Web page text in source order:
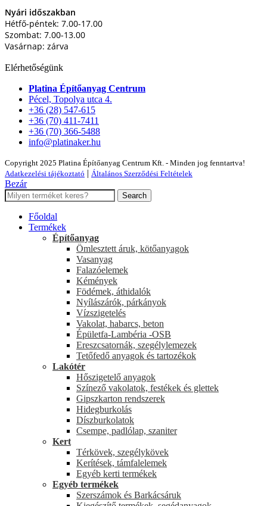
Nyári időszakban
Hétfő-péntek: 7.00-17.00
Szombat: 7.00-13.00
Vasárnap: zárva
Elérhetőségünk
Platina Építőanyag Centrum
Pécel, Topolya utca 4.
+36 (28) 547-615
+36 (70) 411-7411
+36 (70) 366-5488
info@platinaker.hu
Copyright 2025 Platina Építőanyag Centrum Kft. - Minden jog fenntartva!
Adatkezelési tájékoztató | Általános Szerződési Feltételek
Bezár
Search
Főoldal
Termékek
Építőanyag
Ömlesztett áruk, kötőanyagok
Vasanyag
Falazóelemek
Kémények
Födémek, áthidalók
Nyílászárók, párkányok
Vízszigetelés
Vakolat, habarcs, beton
Épületfa-Lambéria -OSB
Ereszcsatornák, szegélylemezek
Tetőfedő anyagok és tartozékok
Lakótér
Hőszigetelő anyagok
Színező vakolatok, festékek és glettek
Gipszkarton rendszerek
Hidegburkolás
Díszburkolatok
Csempe, padlólap, szaniter
Kert
Térkövek, szegélykövek
Kerítések, támfalelemek
Egyéb kerti termékek
Egyéb termékek
Szerszámok és Barkácsáruk